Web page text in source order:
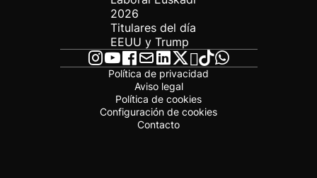
2026
Titulares del día
EEUU y Trump
Política de privacidad
Aviso legal
Política de cookies
Configuración de cookies
Contacto